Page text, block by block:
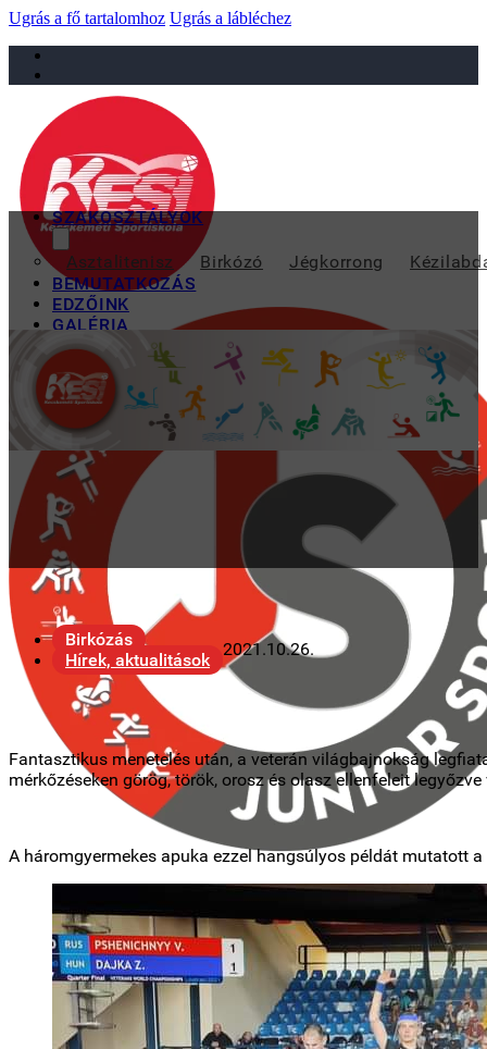
Ugrás a fő tartalomhoz Ugrás a lábléchez
sportiskola@juniorsportkft.hu
SZAKOSZTÁLYOK
Asztalitenisz Birkózó Jégkorrong
BEMUTATKOZÁS
EDZŐINK
GALÉRIA
TAO
KAPCSOLAT
Birkózás
Hírek, aktualitások
2021.10.26.
Fantasztikus menetelés után, a veterán világbajnokság
mérkőzéseken görög, török, orosz és olasz ellenfeleit
A háromgyermekes apuka ezzel hangsúlyos példát mutatott